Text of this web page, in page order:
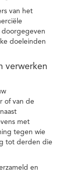
van het
doeleinden
verwerken
of van de
met
tegen wie
tot derden die
en